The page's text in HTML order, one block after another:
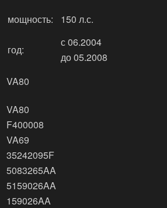
мощность: 150 л.с.
год:
с 06.2004
до 05.2008
VA80
VA80
F400008
VA69
35242095F
5083265AA
5159026AA
159026AA